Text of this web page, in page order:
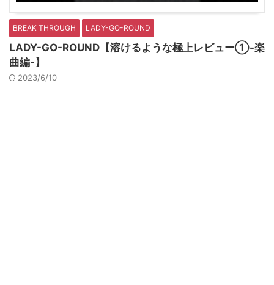
BREAK THROUGH LADY-GO-ROUND
LADY-GO-ROUND【溶けるような極上レビュー①-楽
曲編-】
2023/6/10